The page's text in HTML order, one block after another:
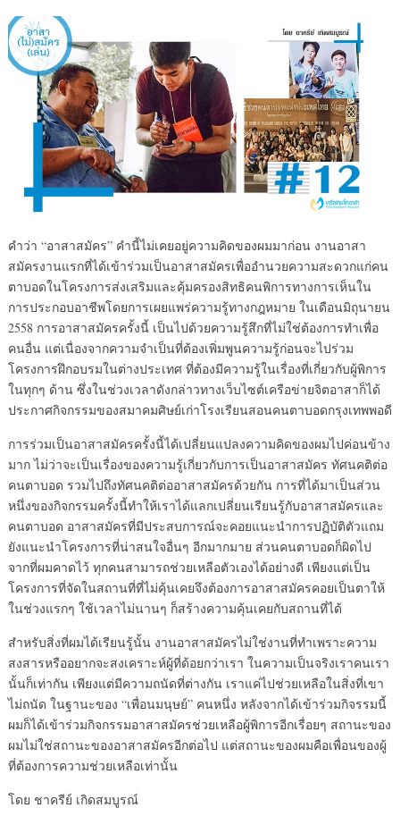
คำว่า “อาสาสมัคร” คำนี้ไม่เคยอยู่ความคิดของผมมาก่อน งานอาสา
สมัครงานแรกที่ได้เข้าร่วมเป็นอาสาสมัครเพื่ออำนวยความสะดวกแก่คน
ตาบอดในโครงการส่งเสริมและคุ้มครองสิทธิคนพิการทางการเห็นใน
การประกอบอาชีพโดยการเผยแพร่ความรู้ทางกฎหมาย ในเดือนมิถุนายน
2558 การอาสาสมัครครั้งนี้ เป็นไปด้วยความรู้สึกที่ไม่ใช่ต้องการทำเพื่อ
คนอื่น แต่เนื่องจากความจำเป็นที่ต้องเพิ่มพูนความรู้ก่อนจะไปร่วม
โครงการฝึกอบรมในต่างประเทศ ที่ต้องมีความรู้ในเรื่องที่เกี่ยวกับผู้พิการ
ในทุกๆ ด้าน ซึ่งในช่วงเวลาดังกล่าวทางเว็บไซต์เครือข่ายจิตอาสาก็ได้
ประกาศกิจกรรมของสมาคมศิษย์เก่าโรงเรียนสอนคนตาบอดกรุงเทพพอดี
การร่วมเป็นอาสาสมัครครั้งนี้ได้เปลี่ยนแปลงความคิดของผมไปค่อนข้าง
มาก ไม่ว่าจะเป็นเรื่องของความรู้เกี่ยวกับการเป็นอาสาสมัคร ทัศนคติต่อ
คนตาบอด รวมไปถึงทัศนคติต่ออาสาสมัครด้วยกัน การที่ได้มาเป็นส่วน
หนึ่งของกิจกรรมครั้งนี้ทำให้เราได้แลกเปลี่ยนเรียนรู้กับอาสาสมัครและ
คนตาบอด อาสาสมัครที่มีประสบการณ์จะคอยแนะนำการปฏิบัติตัวแถม
ยังแนะนำโครงการที่น่าสนใจอื่นๆ อีกมากมาย ส่วนคนตาบอดก็ผิดไป
จากที่ผมคาดไว้ ทุกคนสามารถช่วยเหลือตัวเองได้อย่างดี เพียงแต่เป็น
โครงการที่จัดในสถานที่ที่ไม่คุ้นเคยจึงต้องการอาสาสมัครคอยเป็นตาให้
ในช่วงแรกๆ ใช้เวลาไม่นานๆ ก็สร้างความคุ้นเคยกับสถานที่ได้
สำหรับสิ่งที่ผมได้เรียนรู้นั้น งานอาสาสมัครไม่ใช่งานที่ทำเพราะความ
สงสารหรืออยากจะสงเคราะห์ผู้ที่ด้อยกว่าเรา ในความเป็นจริงเราคนเรา
นั้นก็เท่ากัน เพียงแต่มีความถนัดที่ต่างกัน เราแค่ไปช่วยเหลือในสิ่งที่เขา
ไม่ถนัด ในฐานะของ “เพื่อนมนุษย์” คนหนึ่ง หลังจากได้เข้าร่วมกิจรรมนี้
ผมก็ได้เข้าร่วมกิจกรรมอาสาสมัครช่วยเหลือผู้พิการอีกเรื่อยๆ สถานะของ
ผมไม่ใช่สถานะของอาสาสมัครอีกต่อไป แต่สถานะของผมคือเพื่อนของผู้
ที่ต้องการความช่วยเหลือเท่านั้น
โดย ชาครีย์ เกิดสมบูรณ์